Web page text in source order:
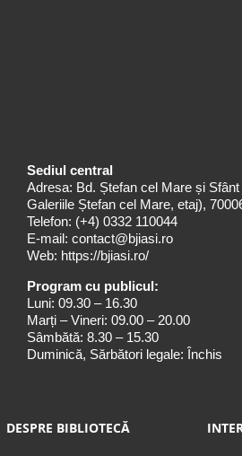
Sediul central
Adresa: Bd. Ștefan cel Mare și
Galeriile Ștefan cel Mare, etaj),
Telefon: (+4) 0332 110044
E-mail: contact@bjiasi.ro
Web: https://bjiasi.ro/
Program cu publicul:
Luni: 09.30 – 16.30
Marți – Vineri: 09.00 – 20.00
Sâmbătă: 8.30 – 15.30
Duminică, Sărbători legale: Închis
DESPRE BIBLIOTECĂ